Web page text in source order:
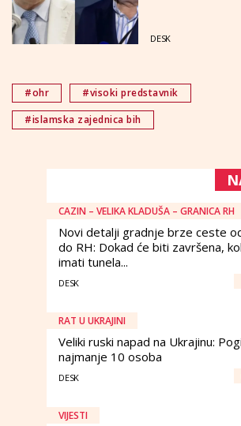
DESK
#ohr
#visoki predstavnik
#islamska zajednica bih
CAZIN – VELIKA KLADUŠA – GRANICA RH
Novi detalji gradnje brze ceste
do RH: Dokad će biti završena,
imati tunela...
DESK
RAT U UKRAJINI
Veliki ruski napad na Ukrajinu:
najmanje 10 osoba
DESK
VIJESTI